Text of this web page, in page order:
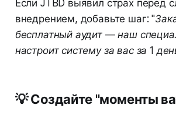
Если JTBD выявил страх перед
внедрением, добавьте шаг:
бесплатный аудит — наш
настроит систему за вас за 1
💡 Создайте "моменты